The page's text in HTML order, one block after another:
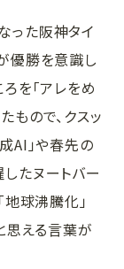
った阪神タイ
優勝を意識し
を「アレをめ
もので、クスッ
AI」や春先の
たヌートバー
地球沸騰化」
思える言葉が